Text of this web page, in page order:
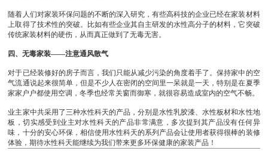
随着人们对家装环保问题的不断的深入研究，有些高科技的企业已经在家装材料
上取得了技术性的突破。比如有些企业其自主研发的水性高分子的材料，它突破
传统家装材料的硬伤，从而真正做到了无毒无害。
四、无毒家装——注意通风散气
对于已经装修好的房子而言，我们只能从减少污染的角度着手了。保持家中的空
气流通说起来很简单，但是不少人在密闭的空间里一呆就是一天，特别是在夏季
家家户户都使用空调，冬季也经常关窗而御寒，就很容易造成室内的空气不畅。
业主家中共采用了三种水性科天的产品，分别是水性乳胶漆、水性板材和水性地
板，切实感受到业主对水性科天的产品非常满意，多次提到其产品没有任何异
味，十分的安心环保，相信使用水性科天的系列产品会让使用者获得很棒的装修
体验，期待水性科天能继续为我们带来更多环保健康的家装产品！